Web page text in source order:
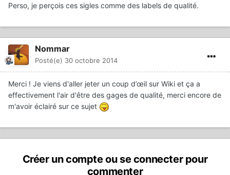
Perso, je perçois ces sigles comme des labels de qualité.
Nommar
Posté(e) 30 octobre 2014
Merci ! Je viens d'aller jeter un coup d’œil sur Wiki et ça a
effectivement l'air d'être des gages de qualité, merci encore de
m'avoir éclairé sur ce sujet
Créer un compte ou se connecter pour
commenter